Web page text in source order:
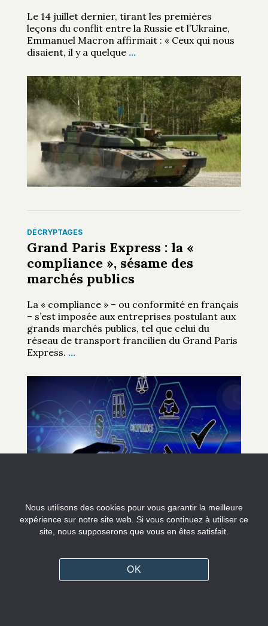
Le 14 juillet dernier, tirant les premières
leçons du conflit entre la Russie et l’Ukraine,
Emmanuel Macron affirmait : « Ceux qui nous
disaient, il y a quelque …
DÉCRYPTAGES
Grand Paris Express : la «
compliance », sésame des
marchés publics
La « compliance » – ou conformité en français
– s’est imposée aux entreprises postulant aux
grands marchés publics, tel que celui du
réseau de transport francilien du Grand Paris
Express. …
Nous utilisons des cookies pour vous garantir la meilleure
expérience sur notre site web. Si vous continuez à utiliser ce
site, nous supposerons que vous en êtes satisfait.
OK